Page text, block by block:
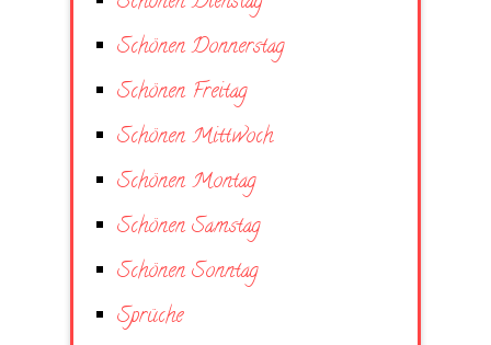
Schönen Donnerstag
Schönen Freitag
Schönen Mittwoch
Schönen Montag
Schönen Samstag
Schönen Sonntag
Sprüche